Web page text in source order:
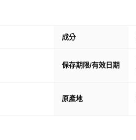
成分
保存期限/有效日期
原產地